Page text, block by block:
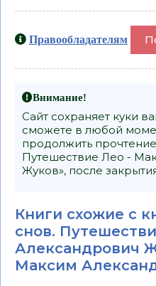
Правообладателям
Внимание!
Сайт сохраняет куки
сможете в любой
продолжить
Путешествие Лео -
Жуков», после
Книги схожие с
снов.
Александрович
Максим